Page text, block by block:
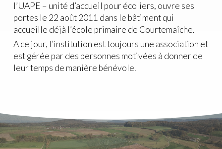
l’UAPE – unité d’accueil pour écoliers, ouvre ses
portes le 22 août 2011 dans le bâtiment qui
accueille déjà l’école primaire de Courtemaîche.
A ce jour, l’institution est toujours une association et
est gérée par des personnes motivées à donner de
leur temps de manière bénévole.